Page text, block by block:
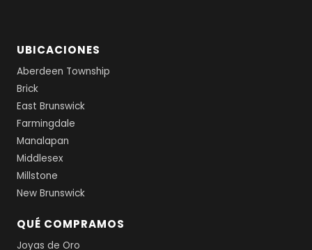
UBICACIONES
Aberdeen Township
Brick
East Brunswick
Farmingdale
Manalapan
Middlesex
Millstone
New Brunswick
QUÉ COMPRAMOS
Joyas de Oro